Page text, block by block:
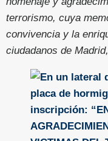
terrorismo, cuya
convivencia y la
ciudadanos de